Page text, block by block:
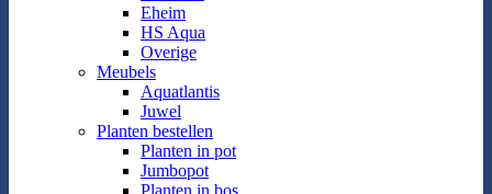
Eheim
HS Aqua
Overige
Meubels
Aquatlantis
Juwel
Planten bestellen
Planten in pot
Jumbopot